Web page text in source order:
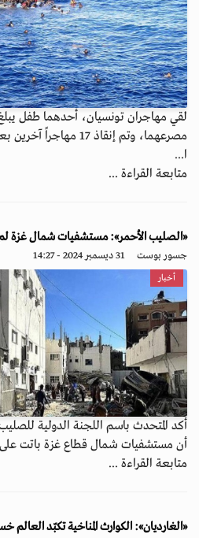
مصرعهما، وتم إنقاذ 17
ا...
متابعة القراءة ...
«الصليب الأحمر»: مستشفيات شمال غزة
جسور بوست 31 ديسمبر 2024 - 14:27
أخبار
أكد المتحدث باسم اللجنة الدولية
أن مستشفيات شمال قطاع غزة باتت على
متابعة القراءة ...
«الغارديان»: الكوارث المناخية تكبّد العالم خسائر بـ229 مليار